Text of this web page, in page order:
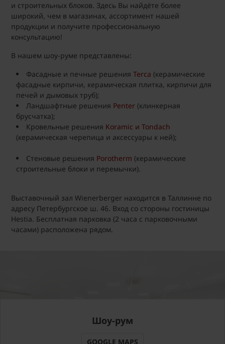
и строительных блоков. Здесь Вы найдёте более
широкий, чем в магазинах, ассортимент нашей
продукции и получите профессиональную
консультацию!
В нашем шоу-руме представлены:
Фасадные и печные решения Terca (керамические
фасадные кирпичи, керамическая плитка, кирпичи для
печей и дымовых труб);
Ландшафтные решения Penter (клинкерная
брусчатка);
Кровельные решения Koramic и Tondach
(керамическая черепица и аксессуары к ней);
Стеновые решения Porotherm (керамические
строительные блоки и перемычки).
Выставочный зал Wienerberger находится в Таллинне по
адресу Петербургское ш. 46. Вход со стороны гостиницы
Hestia. Бесплатная парковка (2 часа с парковочными
часами) расположена рядом.
Шоу-рум
GOOGLE MAPS